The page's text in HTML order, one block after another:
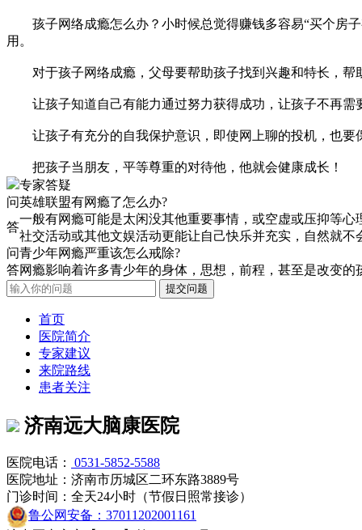
孩子网络成瘾怎么办？小时候总觉得赚钱多容易“买个房子
用。
对于孩子网络成瘾，父母要帮助孩子找到兴趣和特长，帮
让孩子知道自己有能力通过努力获得成功，让孩子不再需
让孩子有充分的自我保护意识，即使网上聊的投机，也要
把孩子当朋友，平等尊重的对待他，他就会健康成长！
专家答疑
问英雄联盟有网瘾了怎么办?
答
一般有网瘾可能是太闲没其他重要事情，或空虚或压抑等
社交活动或其他文娱活动更能让自己快乐并充实，自然就不
问青少年网瘾严重该怎么戒除?
答网瘾影响着许多青少年的身体，思想，前程，甚至是改变
首页
医院简介
专家建议
来院路线
患者关注
济南远大脑康医院
医院电话：
0531-5852-5588
医院地址：济南市历城区二环东路3889号
门诊时间：全天24小时（节假日照常接诊）
鲁公网安备：37011202001161